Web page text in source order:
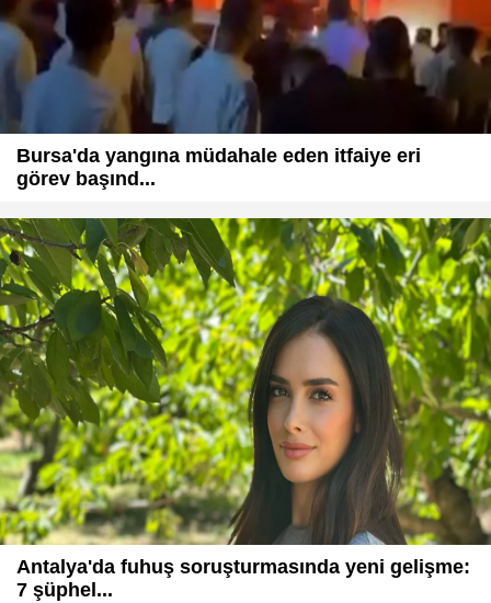
Bursa'da yangına müdahale eden itfaiye eri
görev başınd...
Antalya'da fuhuş soruşturmasında yeni gelişme:
7 şüphel...